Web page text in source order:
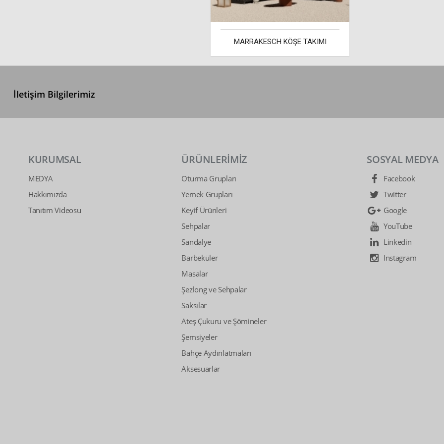
MARRAKESCH KÖŞE TAKIMI
İletişim Bilgilerimiz
KURUMSAL
MEDYA
Hakkımızda
Tanıtım Videosu
ÜRÜNLERİMİZ
Oturma Grupları
Yemek Grupları
Keyif Ürünleri
Sehpalar
Sandalye
Barbeküler
Masalar
Şezlong ve Sehpalar
Saksılar
Ateş Çukuru ve Şömineler
Şemsiyeler
Bahçe Aydınlatmaları
Aksesuarlar
SOSYAL MEDYA
Facebook
Twitter
Google
YouTube
Linkedin
Instagram